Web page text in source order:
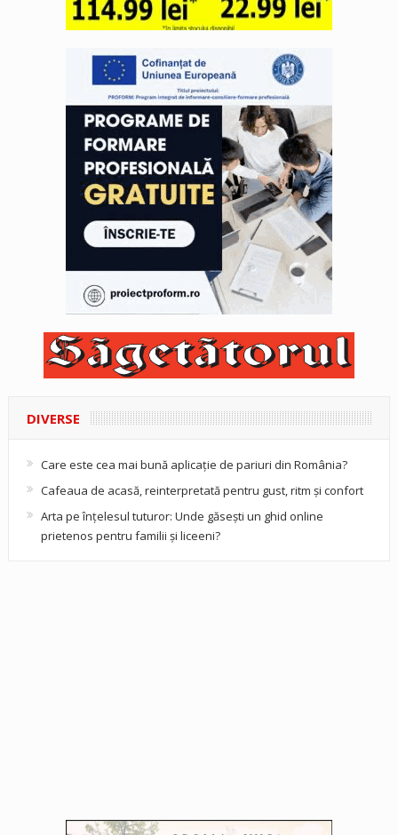
DIVERSE
Care este cea mai bună aplicație de pariuri din România?
Cafeaua de acasă, reinterpretată pentru gust, ritm și confort
Arta pe înțelesul tuturor: Unde găsești un ghid online
prietenos pentru familii și liceeni?